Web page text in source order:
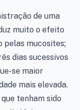
de uma
muito o efeito
pelas mucosites;
dias sucessivos
se maior
mais elevada.
tenham sido